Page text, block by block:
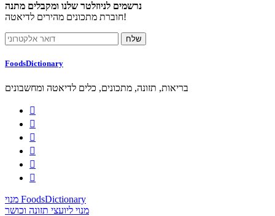
נרשמים לניוזלטר שלנו ומקבלים מתנה
חוברת מתכונים מהירים לדיאטה!
FoodsDictionary
בריאות, תזונה, מתכונים, כלים לדיאטה ומחשבונים






מנוי FoodsDictionary
מנוי ליועצי תזונה וכושר